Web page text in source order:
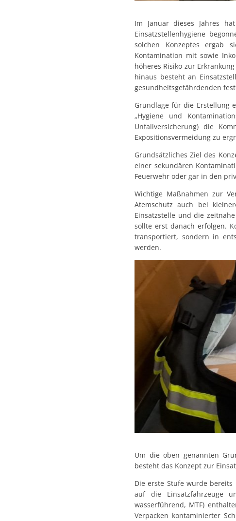
Im Januar dieses Jahres
Einsatzstellenhygiene
solchen Konzeptes ergab
Kontamination mit sowie
höheres Risiko zur
hinaus besteht an
gesundheitsgefährdenden
Grundlage für die Erstellung
„Hygiene und
Unfallversicherung) die
Expositionsvermeidung zu
Grundsätzliches Ziel des
einer sekundären
Feuerwehr oder gar in den
Wichtige Maßnahmen zur
Atemschutz auch bei
Einsatzstelle und die
sollte erst danach erfolgen.
transportiert, sondern in
werden.
Um die oben genannten
besteht das Konzept zur
Die erste Stufe wurde bereits
auf die Einsatzfahrzeuge
wasserführend, MTF)
Verpacken kontaminierter